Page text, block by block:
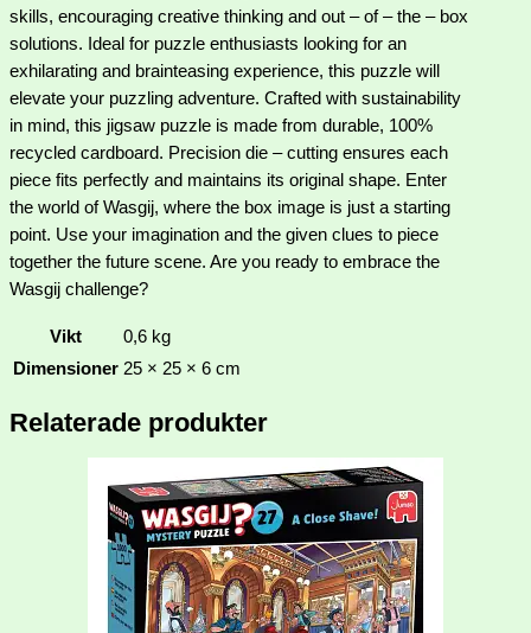
skills, encouraging creative thinking and out – of – the – box
solutions. Ideal for puzzle enthusiasts looking for an
exhilarating and brainteasing experience, this puzzle will
elevate your puzzling adventure. Crafted with sustainability
in mind, this jigsaw puzzle is made from durable, 100%
recycled cardboard. Precision die – cutting ensures each
piece fits perfectly and maintains its original shape. Enter
the world of Wasgij, where the box image is just a starting
point. Use your imagination and the given clues to piece
together the future scene. Are you ready to embrace the
Wasgij challenge?
Vikt
0,6 kg
Dimensioner 25 × 25 × 6 cm
Relaterade produkter